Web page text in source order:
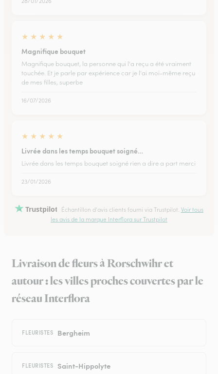
★ ★ ★ ★ ★
Magnifique bouquet
Magnifique bouquet, la personne qui l'a reçu a été vraiment
touchée. Et je parle par expérience car je l'ai moi-même reçu
de mes filles, superbe
16/07/2026
★ ★ ★ ★ ★
Livrée dans les temps bouquet soigné…
Livrée dans les temps bouquet soigné rien a dire a part merci
23/01/2026
Trustpilot Échantillon d'avis clients fourni via Trustpilot. Voir tous
les avis de la marque Interflora sur Trustpilot
Livraison de fleurs à Rorschwihr et
autour : les villes proches couvertes par le
réseau Interflora
FLEURISTES Bergheim
FLEURISTES Saint-Hippolyte